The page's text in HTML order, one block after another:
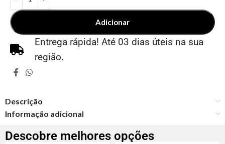
Adicionar
Entrega rápida! Até 03 dias úteis na sua
região.
Descrição
Informação adicional
Descobre melhores opções